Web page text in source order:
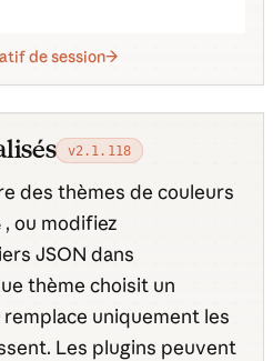
de session
v2.1.118
des thèmes de couleurs
, ou modifiez
JSON dans
thème choisit un
uniquement les
Les plugins peuvent